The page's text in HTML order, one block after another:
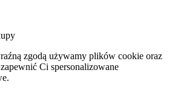
zgodą używamy plików cookie oraz
Ci spersonalizowane